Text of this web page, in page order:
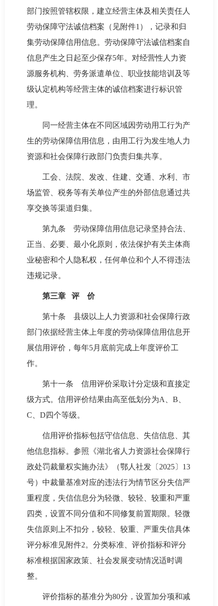
部门按照管辖权限，建立经营主体及相关责任人
劳动保障守法诚信档案（见附件1），记录和归
集劳动保障信用信息。劳动保障守法诚信档案自
信息产生之日起至少保存5年。对经营性人力资
源服务机构、劳务派遣单位、职业技能培训及等
级认定机构等经营主体的诚信档案进行标识管
理。
同一经营主体在不同区域因劳动用工行为产
生的劳动保障信用信息，由用工行为发生地人力
资源和社会保障行政部门负责归集共享。
工会、法院、发改、住建、交通、水利、市
场监管、税务等有关单位产生的外部信息通过共
享交换等渠道归集。
第九条 劳动保障信用信息记录坚持合法、
正当、必要、最小化原则，依法保护有关主体商
业秘密和个人隐私权，任何单位和个人不得违法
违规记录。
第三章 评 价
第十条 县级以上人力资源和社会保障行政
部门依据经营主体上年度的劳动保障信用信息开
展信用评价，每年5月底前完成上年度评价工
作。
第十一条 信用评价采取计分定级和直接定
级方式。信用评价结果由高至低划分为A、B、
C、D四个等级。
信用评价指标包括守信信息、失信信息、其
他信息指标。参照《湖北省人力资源社会保障行
政处罚裁量权实施办法》（鄂人社发〔2025〕13
号）中裁量基准对应的违法行为情节区分失信严
重程度，失信信息分为轻微、较轻、较重和严重
四类，设置不同分值和不同修复前置期限。轻微
失信原则上不扣分，较轻、较重、严重失信具体
评分标准见附件2。分类标准、评价指标和评分
标准根据国家政策、社会发展变动情况适时调
整。
评价指标的基准分为80分，设置加分项和减